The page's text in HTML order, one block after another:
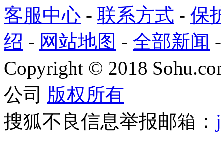
客服中心 - 联系方式 - 保
绍 - 网站地图 - 全部新闻
Copyright © 2018
公司 版权所有
搜狐不良信息举报邮箱：